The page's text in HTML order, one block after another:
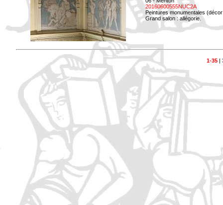
20160600555NUC2A
Peintures monumentales
Grand salon : allégorie.
1-35|